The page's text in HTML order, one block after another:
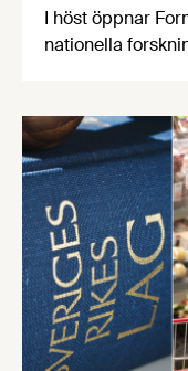
I höst öppnar
nationella
en
båda syftar till
stärker Sveriges